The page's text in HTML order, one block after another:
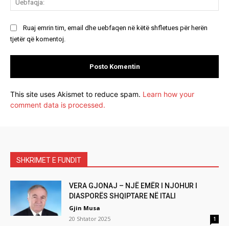
Ruaj emrin tim, email dhe uebfaqen në këtë shfletues për herën
tjetër që komentoj.
This site uses Akismet to reduce spam. Learn how your
comment data is processed.
SHKRIMET E FUNDIT
VERA GJONAJ – NJË EMËR I NJOHUR I
DIASPORËS SHQIPTARE NË ITALI
Gjin Musa
20 Shtator 2025
1